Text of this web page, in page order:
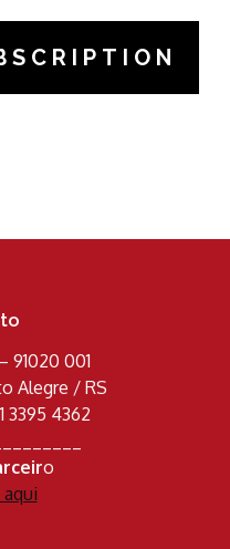
91020 001
Alegre / RS
3395 4362
o